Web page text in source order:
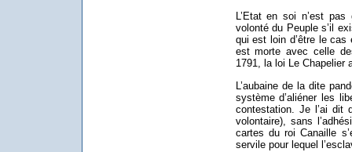
L’Etat en soi n’est
volonté du Peuple s’il
qui est loin d’être le cas
est morte avec celle
1791, la loi Le Chapelier
L’aubaine de la dite
système d’aliéner les
contestation. Je l’ai dit
volontaire), sans
cartes du roi Canaille
servile pour lequel